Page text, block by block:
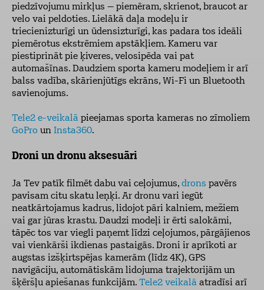
piedzīvojumu mirkļus – piemēram, skrienot, braucot ar
velo vai peldoties. Lielākā daļa modeļu ir
triecienizturīgi un ūdensizturīgi, kas padara tos ideāli
piemērotus ekstrēmiem apstākļiem. Kameru var
piestiprināt pie ķiveres, velosipēda vai pat
automašīnas. Daudziem sporta kameru modeļiem ir arī
balss vadība, skārienjūtīgs ekrāns, Wi-Fi un Bluetooth
savienojums.
Tele2 e-veikalā pieejamas sporta kameras no zīmoliem
GoPro un Insta360.
Droni un dronu aksesuāri
Ja Tev patīk filmēt dabu vai ceļojumus, drons pavērs
pavisam citu skatu leņķi. Ar dronu vari iegūt
neatkārtojamus kadrus, lidojot pāri kalniem, mežiem
vai gar jūras krastu. Daudzi modeļi ir ērti salokāmi,
tāpēc tos var viegli paņemt līdzi ceļojumos, pārgājienos
vai vienkārši ikdienas pastaigās. Droni ir aprīkoti ar
augstas izšķirtspējas kamerām (līdz 4K), GPS
navigāciju, automātiskām lidojuma trajektorijām un
šķēršļu apiešanas funkcijām. Tele2 veikalā atradīsi arī